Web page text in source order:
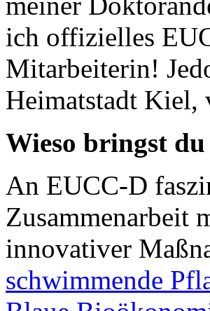
ich offizielles
Mitarbeiterin!
Heimatstadt Kiel,
Wieso bringst
An EUCC-D
Zusammenarbeit
innovativer
schwimmende